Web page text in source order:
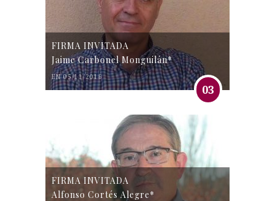
FIRMA INVITADA
Jaime Carbonel Monguilán*
EN 05/11/2016
03
FIRMA INVITADA
Alfonso Cortés Alegre*